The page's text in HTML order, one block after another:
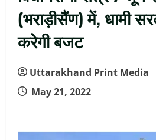
(भराड़ीसैंण) में, धामी
करेगी बजट
Uttarakhand Print Media
May 21, 2022